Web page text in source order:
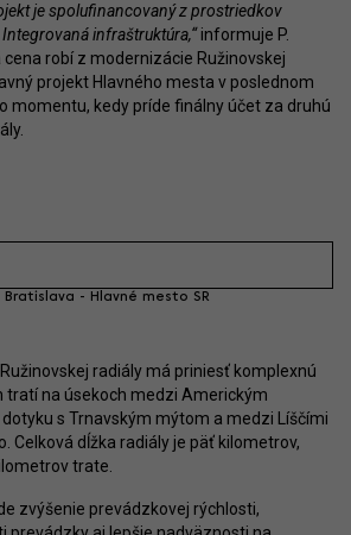
je spolufinancovaný z prostriedkov
infraštruktúra,“informuje P.
cena robí z modernizácie Ružinovskej
projekt Hlavného mesta v poslednom
momentu, kedy príde finálny účet za druhú
Bratislava - Hlavné mesto SR
radiály má priniesť komplexnú
tratí na úsekoch medzi Americkým
s Trnavským mýtom a medzi Líščími
Celková dĺžka radiály je päť kilometrov,
trate.
zvýšenie prevádzkovej rýchlosti,